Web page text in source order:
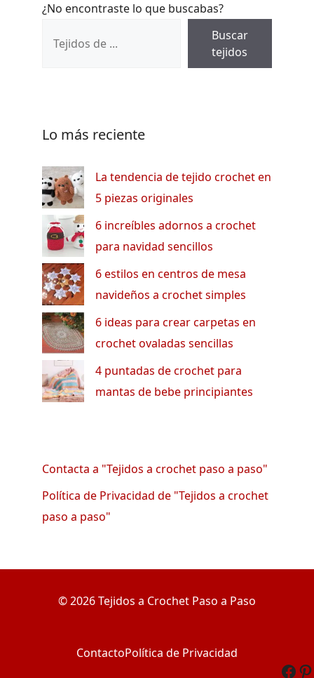
¿No encontraste lo que buscabas?
Buscar
tejidos
Lo más reciente
La tendencia de tejido crochet en
5 piezas originales
6 increíbles adornos a crochet
para navidad sencillos
6 estilos en centros de mesa
navideños a crochet simples
6 ideas para crear carpetas en
crochet ovaladas sencillas
4 puntadas de crochet para
mantas de bebe principiantes
Contacta a "Tejidos a crochet paso a paso"
Política de Privacidad de "Tejidos a crochet
paso a paso"
© 2026 Tejidos a Crochet Paso a Paso
ContactoPolítica de Privacidad